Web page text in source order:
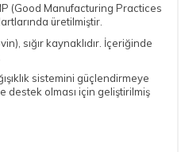
(Good Manufacturing Practices
üretilmiştir.
sığır kaynaklıdır. İçeriğinde
sistemini güçlendirmeye
destek olması için geliştirilmiş